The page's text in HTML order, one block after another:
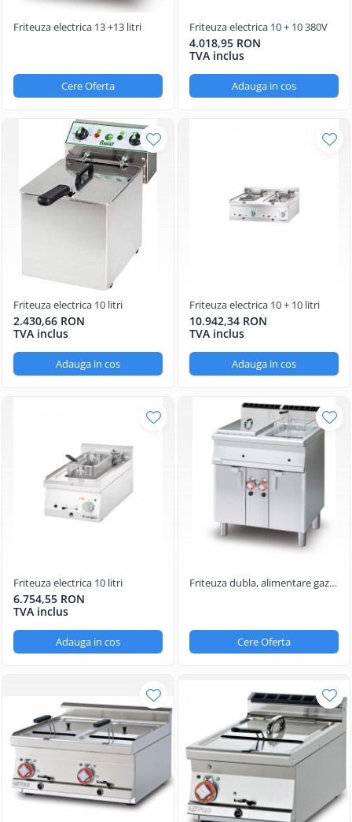
Linie 900
Bain marie
Tigaie basculanta
Fry top / Gratar cu roca vulcanica
Masina de fiert paste
Aparate de mentinut cartofii la cald
Plan cald
Vitrine frigorifice pentru flori
Vitrine sushi
Grill electric simplu
Grill pe gaz dublu cu suprafata
Grill pe gaz simplu
Supiere electrice
Vitrine de banc
Friteuza electrica 13 +13 litri
Cere Oferta
Friteuza electrica 10 + 10 380V
4.018,95 RON
TVA inclus
Adauga in cos
Friteuza electrica 10 litri
2.430,66 RON
TVA inclus
Adauga in cos
Friteuza electrica 10 + 10 litri
10.942,34 RON
TVA inclus
Adauga in cos
Friteuza electrica 10 litri
6.754,55 RON
TVA inclus
Adauga in cos
Friteuza dubla, alimentare gaz,
Cere Oferta